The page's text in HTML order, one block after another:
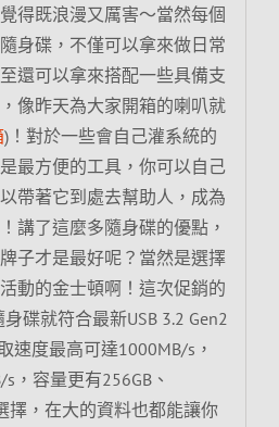
得既浪漫又厲害～當然每個
身碟，不僅可以拿來做日常
還可以拿來搭配一些具備支
像昨天為大家開箱的喇叭就
)！對於一些會自己灌系統的
最方便的工具，你可以自己
帶著它到處去幫助人，成為
講了這麼多隨身碟的優點，
子才是最好呢？當然是選擇
動的金士頓啊！這次促銷的
碟就符合最新USB 3.2 Gen2
速度最高可達1000MB/s，
，容量更有256GB、
擇，在大的資料也都能讓你